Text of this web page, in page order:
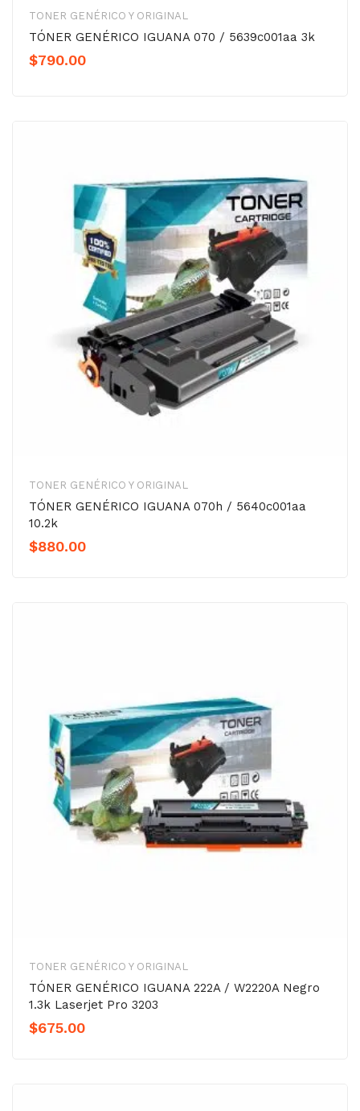
TONER GENÉRICO Y ORIGINAL
TÓNER GENÉRICO IGUANA 070 / 5639c001aa 3k
$790.00
TONER GENÉRICO Y ORIGINAL
TÓNER GENÉRICO IGUANA 070h / 5640c001aa
10.2k
$880.00
TONER GENÉRICO Y ORIGINAL
TÓNER GENÉRICO IGUANA 222A / W2220A Negro
1.3k Laserjet Pro 3203
$675.00